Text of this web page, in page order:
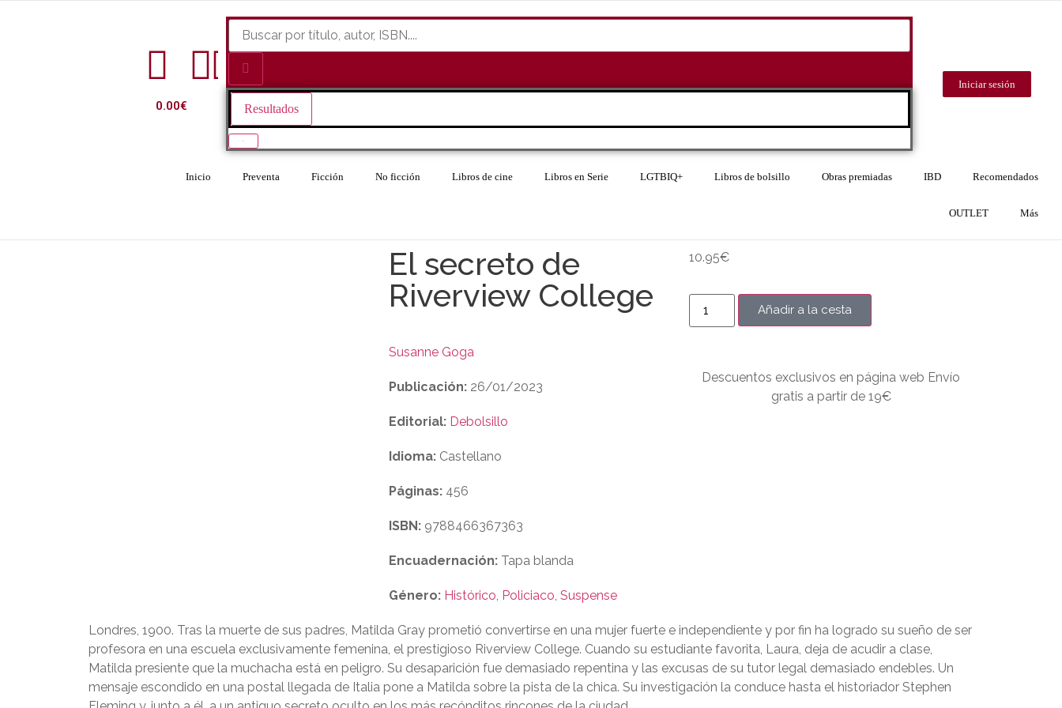
0.00€ Resultados
Iniciar sesión
Inicio Preventa Ficción No ficción Libros de cine Libros en Serie LGTBIQ+ Libros de bolsillo Obras premiadas IBD Recomendados
OUTLET Más
El secreto de
Riverview College
Susanne Goga
Publicación:26/01/2023
Editorial: Debolsillo
Idioma:Castellano
Páginas:456
ISBN:9788466367363
Encuadernación:Tapa blanda
Género: Histórico, Policiaco, Suspense
10.95€
Añadir a la cesta
Descuentos exclusivos en página web Envío
gratis a partir de 19€
Londres, 1900. Tras la muerte de sus padres, Matilda Gray prometió convertirse en una mujer fuerte e independiente y por fin ha logrado su sueño de ser
profesora en una escuela exclusivamente femenina, el prestigioso Riverview College. Cuando su estudiante favorita, Laura, deja de acudir a clase,
Matilda presiente que la muchacha está en peligro. Su desaparición fue demasiado repentina y las excusas de su tutor legal demasiado endebles. Un
mensaje escondido en una postal llegada de Italia pone a Matilda sobre la pista de la chica. Su investigación la conduce hasta el historiador Stephen